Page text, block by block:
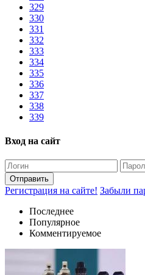
329
330
331
332
333
334
335
336
337
338
339
Вход на сайт
Отправить
Регистрация на сайте! Забыли
Последнее
Популярное
Комментируемое